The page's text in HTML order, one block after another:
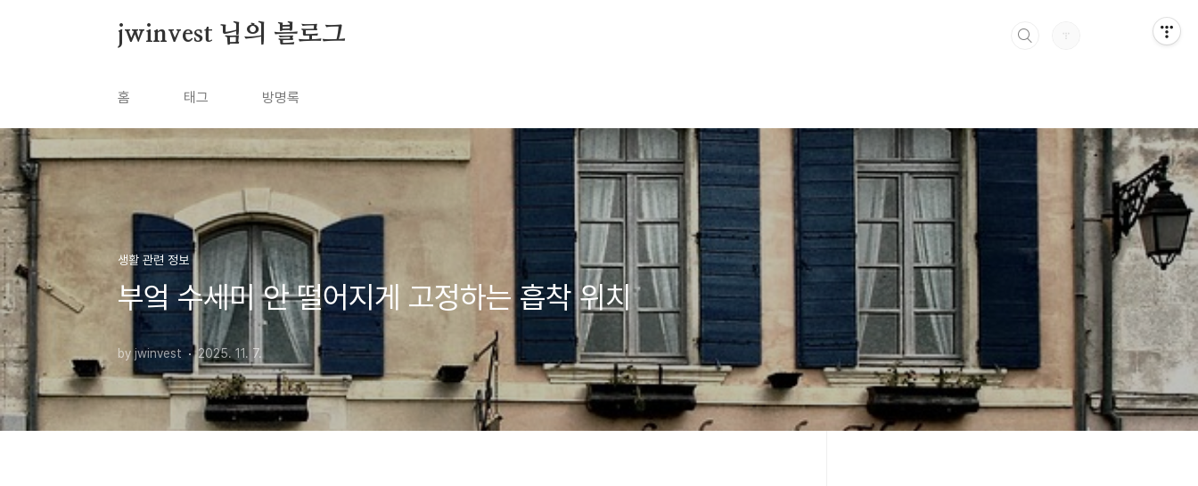
jwinvest 님의 블로그
홈 태그 방명록
생활 관련 정보
부엌 수세미 안 떨어지게 고정하는 흡착 위치
by jwinvest 2025. 11. 7.